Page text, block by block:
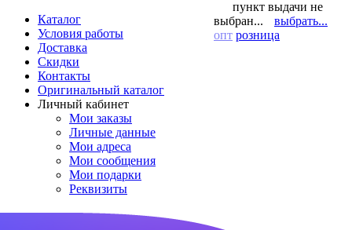
Каталог
Условия работы
Доставка
Скидки
Контакты
Оригинальный каталог
Личный кабинет
Мои заказы
Личные данные
Мои адреса
Мои сообщения
Мои подарки
Реквизиты
пункт выдачи не
выбран...
выбрать...
опт розница